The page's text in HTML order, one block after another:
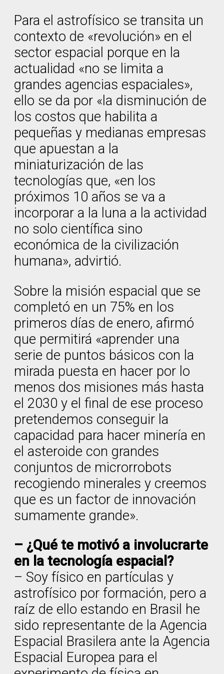
Para el astrofísico se transita un
contexto de «revolución» en el
sector espacial porque en la
actualidad «no se limita a
grandes agencias espaciales»,
ello se da por «la disminución de
los costos que habilita a
pequeñas y medianas empresas
que apuestan a la
miniaturización de las
tecnologías que, «en los
próximos 10 años se va a
incorporar a la luna a la actividad
no solo científica sino
económica de la civilización
humana», advirtió.
Sobre la misión espacial que se
completó en un 75% en los
primeros días de enero, afirmó
que permitirá «aprender una
serie de puntos básicos con la
mirada puesta en hacer por lo
menos dos misiones más hasta
el 2030 y el final de ese proceso
pretendemos conseguir la
capacidad para hacer minería en
el asteroide con grandes
conjuntos de microrrobots
recogiendo minerales y creemos
que es un factor de innovación
sumamente grande».
– ¿Qué te motivó a involucrarte
en la tecnología espacial?
– Soy físico en partículas y
astrofísico por formación, pero a
raíz de ello estando en Brasil he
sido representante de la Agencia
Espacial Brasilera ante la Agencia
Espacial Europea para el